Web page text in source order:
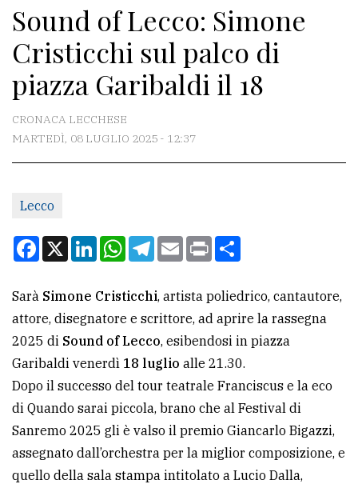
Meteo
CONTATTI
La
redazione
Per
tua
CERCA
Cerca
per
comune
Ricerca
avanzata
Sound of Lecco: Simone
Cristicchi sul palco di
piazza Garibaldi il 18
CRONACA LECCHESE
MARTEDÌ, 08 LUGLIO 2025 - 12:37
Lecco
Facebook
X LinkedInWhatsApp
Telegram
EmailPrint
Sarà Simone Cristicchi, artista poliedrico, cantautore,
attore, disegnatore e scrittore, ad aprire la rassegna
2025 di Sound of Lecco, esibendosi in piazza
Garibaldi venerdì 18 luglio alle 21.30.
Dopo il successo del tour teatrale Franciscus e la eco
di Quando sarai piccola, brano che al Festival di
Sanremo 2025 gli è valso il premio Giancarlo Bigazzi,
assegnato dall’orchestra per la miglior composizione, e
quello della sala stampa intitolato a Lucio Dalla,